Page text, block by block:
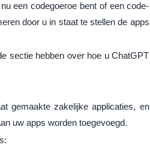
een codegoeroe bent of een code-
door u in staat te stellen de apps
sectie hebben over hoe u ChatGPT
gemaakte zakelijke applicaties, en
uw apps worden toegevoegd.